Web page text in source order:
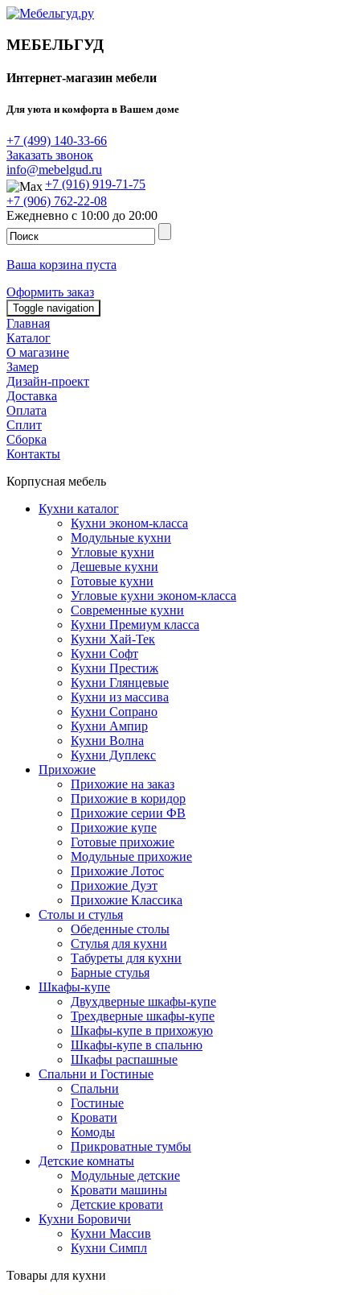
МЕБЕЛЬГУД
Интернет-магазин мебели
Для уюта и комфорта в Вашем доме
+7 (499) 140-33-66
Заказать звонок
info@mebelgud.ru
+7 (916) 919-71-75
+7 (906) 762-22-08
Ежедневно с 10:00 до 20:00
Ваша корзина пуста
Оформить заказ
Toggle navigation
Главная
Каталог
О магазине
Замер
Дизайн-проект
Доставка
Оплата
Сплит
Сборка
Контакты
Корпусная мебель
Кухни каталог
Кухни эконом-класса
Модульные кухни
Угловые кухни
Дешевые кухни
Готовые кухни
Угловые кухни эконом-класса
Современные кухни
Кухни Премиум класса
Кухни Хай-Тек
Кухни Софт
Кухни Престиж
Кухни Глянцевые
Кухни из массива
Кухни Сопрано
Кухни Ампир
Кухни Волна
Кухни Дуплекс
Прихожие
Прихожие на заказ
Прихожие в коридор
Прихожие серии ФВ
Прихожие купе
Готовые прихожие
Модульные прихожие
Прихожие Лотос
Прихожие Дуэт
Прихожие Классика
Столы и стулья
Обеденные столы
Стулья для кухни
Табуреты для кухни
Барные стулья
Шкафы-купе
Двухдверные шкафы-купе
Трехдверные шкафы-купе
Шкафы-купе в прихожую
Шкафы-купе в спальню
Шкафы распашные
Спальни и Гостиные
Спальни
Гостиные
Кровати
Комоды
Прикроватные тумбы
Детские комнаты
Модульные детские
Кровати машины
Детские кровати
Кухни Боровичи
Кухни Массив
Кухни Симпл
Товары для кухни